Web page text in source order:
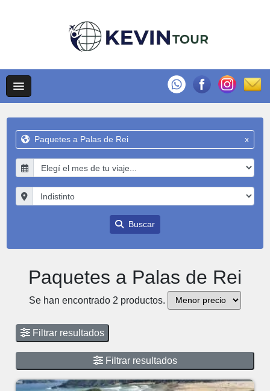
Paquetes a Palas de Rei x
Buscar
Paquetes a Palas de Rei
Se han encontrado 2 productos.
Filtrar resultados
Filtrar resultados